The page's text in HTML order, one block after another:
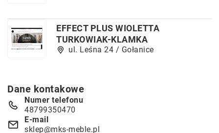
EFFECT PLUS WIOLETTA
TURKOWIAK-KLAMKA
ul. Leśna 24 / Gołanice
Dane kontakowe
Numer telefonu
48799350470
E-mail
sklep@mks-meble.pl